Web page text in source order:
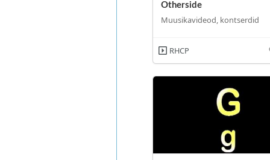
Otherside
Muusikavideod, kontserdid
RHCP